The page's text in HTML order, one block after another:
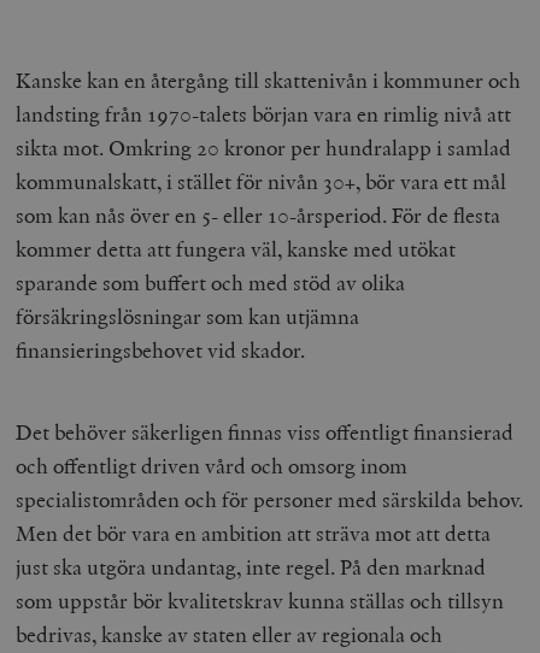
Kanske kan en återgång till skattenivån i kommuner och
landsting från 1970-talets början vara en rimlig nivå att
sikta mot. Omkring 20 kronor per hundralapp i samlad
kommunalskatt, i stället för nivån 30+, bör vara ett mål
som kan nås över en 5- eller 10-årsperiod. För de flesta
kommer detta att fungera väl, kanske med utökat
sparande som buffert och med stöd av olika
försäkringslösningar som kan utjämna
finansieringsbehovet vid skador.
Det behöver säkerligen finnas viss offentligt finansierad
och offentligt driven vård och omsorg inom
specialistområden och för personer med särskilda behov.
Men det bör vara en ambition att sträva mot att detta
just ska utgöra undantag, inte regel. På den marknad
som uppstår bör kvalitetskrav kunna ställas och tillsyn
bedrivas, kanske av staten eller av regionala och